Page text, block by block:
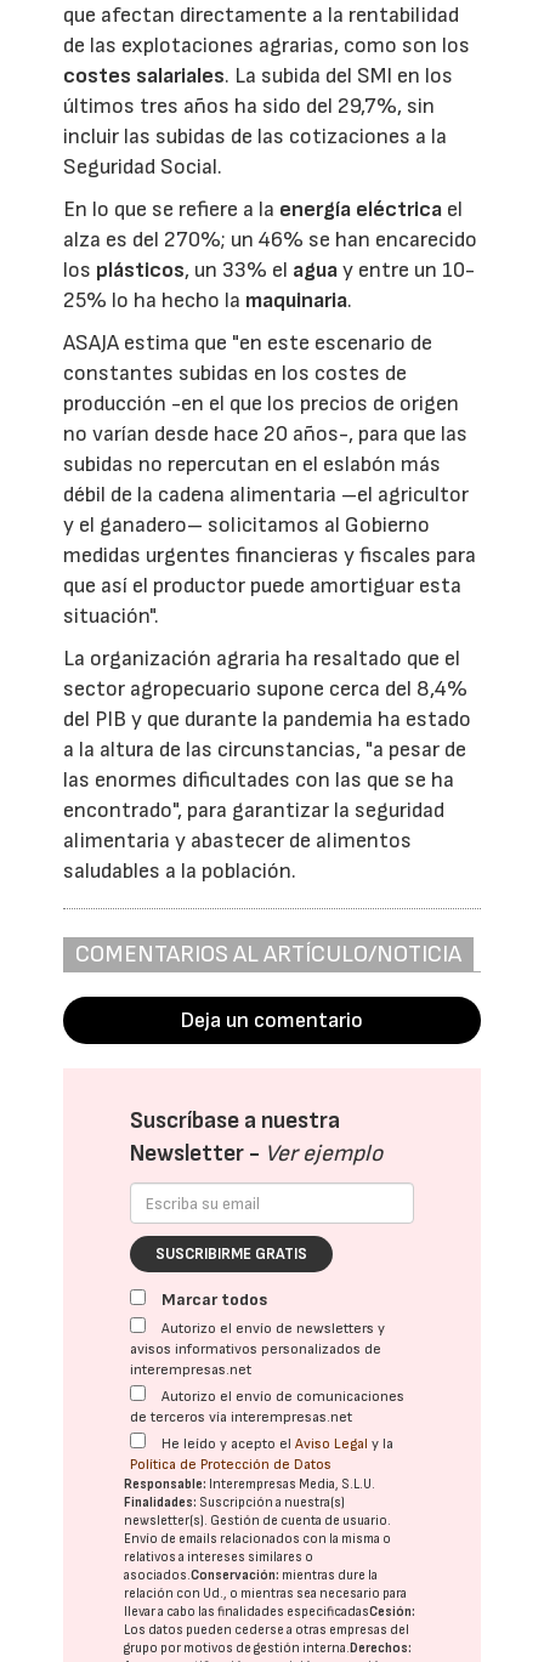
que afectan directamente a la rentabilidad
de las explotaciones agrarias, como son los
costes salariales. La subida del SMI en los
últimos tres años ha sido del 29,7%, sin
incluir las subidas de las cotizaciones a la
Seguridad Social.
En lo que se refiere a la energía eléctrica el
alza es del 270%; un 46% se han encarecido
los plásticos, un 33% el aguay entre un 10-
25% lo ha hecho la maquinaria.
ASAJA estima que "en este escenario de
constantes subidas en los costes de
producción -en el que los precios de origen
no varían desde hace 20 años-, para que las
subidas no repercutan en el eslabón más
débil de la cadena alimentaria –el agricultor
y el ganadero– solicitamos al Gobierno
medidas urgentes financieras y fiscales para
que así el productor puede amortiguar esta
situación".
La organización agraria ha resaltado que el
sector agropecuario supone cerca del 8,4%
del PIB y que durante la pandemia ha estado
a la altura de las circunstancias, "a pesar de
las enormes dificultades con las que se ha
encontrado", para garantizar la seguridad
alimentaria y abastecer de alimentos
saludables a la población.
COMENTARIOS AL ARTÍCULO/NOTICIA
Deja un comentario
Suscríbase a nuestra
Newsletter - Ver ejemplo
SUSCRIBIRME GRATIS
Marcar todos
Autorizo el envío de newsletters y
avisos informativos personalizados de
interempresas.net
Autorizo el envío de comunicaciones
de terceros vía interempresas.net
He leído y acepto elAviso Legal y la
Política de Protección de Datos
Responsable: Interempresas Media, S.L.U.
Finalidades: Suscripción a nuestra(s)
newsletter(s). Gestión de cuenta de usuario.
Envío de emails relacionados con la misma o
relativos a intereses similares o
asociados.Conservación: mientras dure la
relación con Ud., o mientras sea necesario para
llevar a cabo las finalidades especificadasCesión:
Los datos pueden cederse a otras empresas del
grupo por motivos de gestión interna. Derechos: